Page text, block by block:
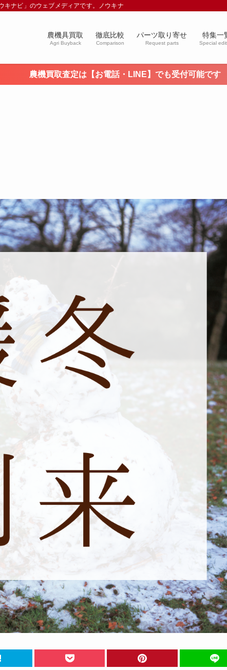
ナビ」のウェブメディアです。ノウキナビブログを通じて農業や農業機械に
農機具買取
Agri Buyback
徹底比較
Comparison
パーツ取り寄せ
Request parts
特集一
Special
農機買取査定は【お電話・LINE】でも受付可能です